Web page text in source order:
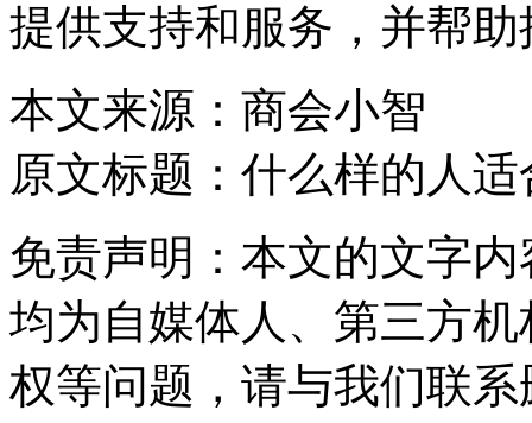
提供支持和服务，并帮
本文来源：商会小智
原文标题： 什么样的人
免责声明：本文的文字
均为自媒体人、第三方
权等问题，请与我们联